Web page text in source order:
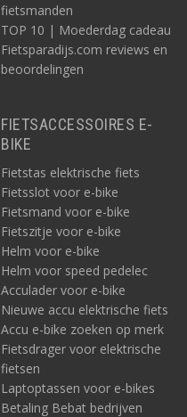
fietsmanden
TOP 10 | Moederdag cadeau
Fietsparadijs.com reviews en
beoordelingen
FIETSACCESSOIRES E-
BIKE
Fietstas elektrische fiets
Fietsslot voor e-bike
Fietsmand voor e-bike
Fietszitje voor e-bike
Helm voor e-bike
Helm voor speed pedelec
Acculader voor e-bike
Nieuwe accu elektrische fiets
Accu e-bike zoeken op merk
Fietsdrager voor elektrische
fietsen
Laptoptassen voor e-bikes
Betaling Bebat bedrijven